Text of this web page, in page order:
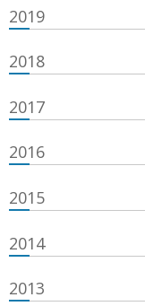
2019
2018
2017
2016
2015
2014
2013